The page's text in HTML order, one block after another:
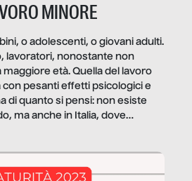
MINORE
o adolescenti, o giovani adulti.
lavoratori, nonostante non
età. Quella del lavoro
con pesanti effetti psicologici e
di quanto si pensi: non esiste
ma anche in Italia, dove